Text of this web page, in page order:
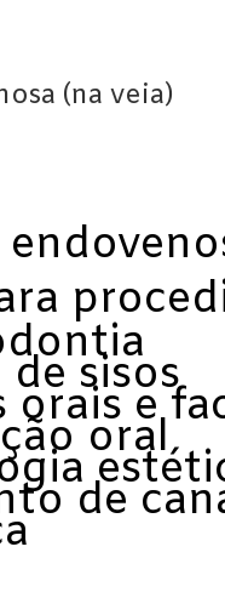
(na veia)
sisos
orais e
oral
de